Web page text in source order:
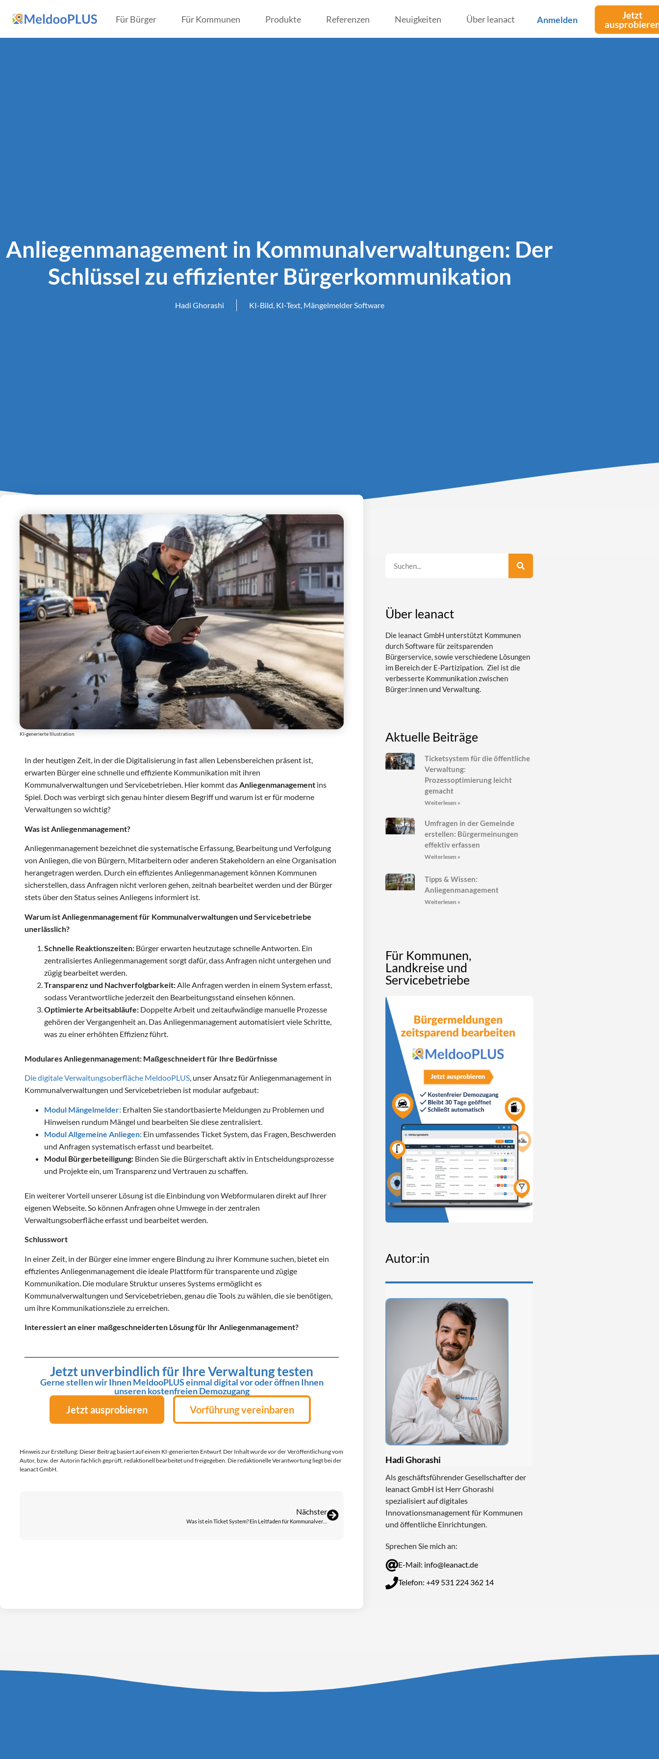
Für Bürger Für Kommunen Produkte Referenzen Neuigkeiten Über leanact Anmelden
Jetzt
Anliegenmanagement in Kommunalverwaltungen: Der
Schlüssel zu effizienter Bürgerkommunikation
Hadi Ghorashi KI-Bild, KI-Text, Mängelmelder Software
KI-generierte Illustration
In der heutigen Zeit, in der die Digitalisierung in fast allen Lebensbereichen präsent ist,
erwarten Bürger eine schnelle und effiziente Kommunikation mit ihren
Kommunalverwaltungen und Servicebetrieben. Hier kommt dasAnliegenmanagement ins
Spiel. Doch was verbirgt sich genau hinter diesem Begriff und warum ist er für moderne
Verwaltungen so wichtig?
Was ist Anliegenmanagement?
Anliegenmanagement bezeichnet die systematische Erfassung, Bearbeitung und Verfolgung
von Anliegen, die von Bürgern, Mitarbeitern oder anderen Stakeholdern an eine Organisation
herangetragen werden. Durch ein effizientes Anliegenmanagement können Kommunen
sicherstellen, dass Anfragen nicht verloren gehen, zeitnah bearbeitet werden und der Bürger
stets über den Status seines Anliegens informiert ist.
Warum ist Anliegenmanagement für Kommunalverwaltungen und Servicebetriebe
unerlässlich?
Schnelle Reaktionszeiten: Bürger erwarten heutzutage schnelle Antworten. Ein
zentralisiertes Anliegenmanagement sorgt dafür, dass Anfragen nicht untergehen und
zügig bearbeitet werden.
Transparenz und Nachverfolgbarkeit:Alle Anfragen werden in einem System erfasst,
sodass Verantwortliche jederzeit den Bearbeitungsstand einsehen können.
Optimierte Arbeitsabläufe: Doppelte Arbeit und zeitaufwändige manuelle Prozesse
gehören der Vergangenheit an. Das Anliegenmanagement automatisiert viele Schritte,
was zu einer erhöhten Effizienz führt.
Modulares Anliegenmanagement: Maßgeschneidert für Ihre Bedürfnisse
Die digitale Verwaltungsoberfläche MeldooPLUS, unser Ansatz für Anliegenmanagement in
Kommunalverwaltungen und Servicebetrieben ist modular aufgebaut:
Modul Mängelmelder: Erhalten Sie standortbasierte Meldungen zu Problemen und
Hinweisen rundum Mängel und bearbeiten Sie diese zentralisiert.
Modul Allgemeine Anliegen: Ein umfassendes Ticket System, das Fragen, Beschwerden
und Anfragen systematisch erfasst und bearbeitet.
Modul Bürgerbeteiligung: Binden Sie die Bürgerschaft aktiv in Entscheidungsprozesse
und Projekte ein, um Transparenz und Vertrauen zu schaffen.
Ein weiterer Vorteil unserer Lösung ist die Einbindung von Webformularen direkt auf Ihrer
eigenen Webseite. So können Anfragen ohne Umwege in der zentralen
Verwaltungsoberfläche erfasst und bearbeitet werden.
Schlusswort
In einer Zeit, in der Bürger eine immer engere Bindung zu ihrer Kommune suchen, bietet ein
effizientes Anliegenmanagement die ideale Plattform für transparente und zügige
Kommunikation. Die modulare Struktur unseres Systems ermöglicht es
Kommunalverwaltungen und Servicebetrieben, genau die Tools zu wählen, die sie benötigen,
um ihre Kommunikationsziele zu erreichen.
Interessiert an einer maßgeschneiderten Lösung für Ihr Anliegenmanagement?
Jetzt unverbindlich für Ihre Verwaltung testen
Gerne stellen wir Ihnen MeldooPLUS einmal digital vor oder öffnen Ihnen
unseren kostenfreien Demozugang
Jetzt ausprobieren Vorführung vereinbaren
Hinweis zur Erstellung: Dieser Beitrag basiert auf einem KI-generierten Entwurf. Der Inhalt wurde vor der Veröffentlichung vom
Autor, bzw. der Autorin fachlich geprüft, redaktionell bearbeitet und freigegeben. Die redaktionelle Verantwortung liegt bei der
leanact GmbH.
Nächster
Was ist ein Ticket System? Ein Leitfaden für Kommunalverwaltungen und Servicebetriebe
Über leanact
Die leanact GmbH unterstützt Kommunen
durch Software für zeitsparenden
Bürgerservice, sowie verschiedene Lösungen
im Bereich der E-Partizipation. Ziel ist die
verbesserte Kommunikation zwischen
Bürger:innen und Verwaltung.
Aktuelle Beiträge
Ticketsystem für die öffentliche
Verwaltung:
Prozessoptimierung leicht
gemacht
Weiterlesen »
Umfragen in der Gemeinde
erstellen: Bürgermeinungen
effektiv erfassen
Weiterlesen »
Tipps & Wissen:
Anliegenmanagement
Weiterlesen »
Für Kommunen,
Landkreise und
Servicebetriebe
Autor:in
Hadi Ghorashi
Als geschäftsführender Gesellschafter der
leanact GmbH ist Herr Ghorashi
spezialisiert auf digitales
Innovationsmanagement für Kommunen
und öffentliche Einrichtungen.
Sprechen Sie mich an:
E-Mail: info@leanact.de
Telefon: +49 531 224 362 14